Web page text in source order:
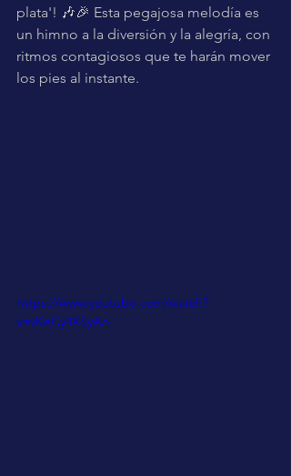
plata'! 🎶🎉 Esta pegajosa melodía es
un himno a la diversión y la alegría, con
ritmos contagiosos que te harán mover
los pies al instante.
https://www.youtube.com/watch?
v=vKeCy4XSyAo